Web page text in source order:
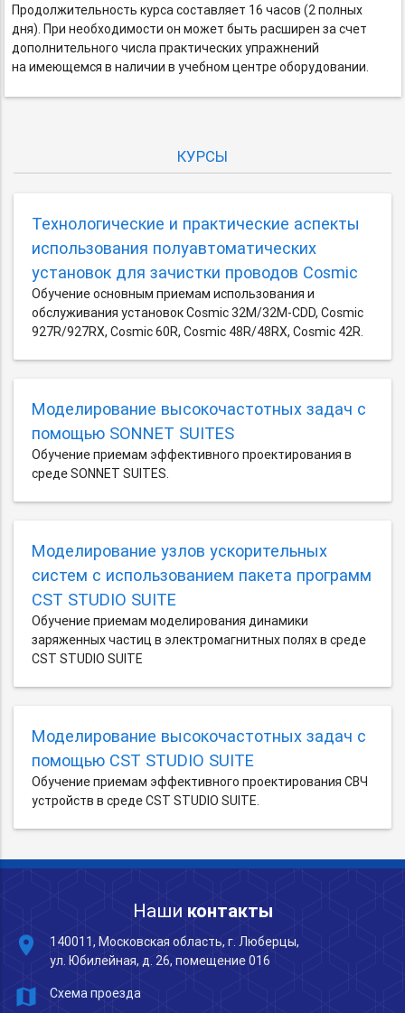
Продолжительность курса составляет 16 часов (2 полных
дня). При необходимости он может быть расширен за счет
дополнительного числа практических упражнений
на имеющемся в наличии в учебном центре оборудовании.
КУРСЫ
Технологические и практические аспекты
использования полуавтоматических
установок для зачистки проводов Cosmic
Обучение основным приемам использования и
обслуживания установок Cosmic 32M/32M-CDD, Cosmic
927R/927RX, Cosmic 60R, Cosmic 48R/48RX, Cosmic 42R.
Моделирование высокочастотных задач с
помощью SONNET SUITES
Обучение приемам эффективного проектирования в
среде SONNET SUITES.
Моделирование узлов ускорительных
систем с использованием пакета программ
CST STUDIO SUITE
Обучение приемам моделирования динамики
заряженных частиц в электромагнитных полях в среде
CST STUDIO SUITE
Моделирование высокочастотных задач с
помощью CST STUDIO SUITE
Обучение приемам эффективного проектирования СВЧ
устройств в среде CST STUDIO SUITE.
Наши контакты
place
140011, Московская область, г. Люберцы,
ул. Юбилейная, д. 26, помещение 016
map Схема проезда